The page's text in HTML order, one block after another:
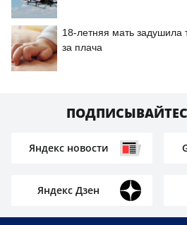
18-летняя мать задушила
за плача
Яндекс новости
Яндекс Дзен